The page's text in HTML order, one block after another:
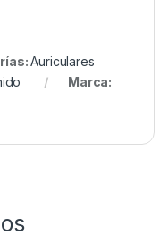
Auriculares
Marca: